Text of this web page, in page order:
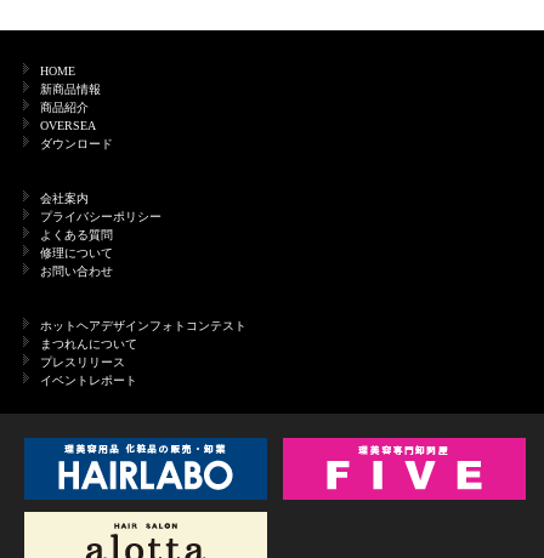
HOME
新商品情報
商品紹介
OVERSEA
ダウンロード
会社案内
プライバシーポリシー
よくある質問
修理について
お問い合わせ
ホットヘアデザインフォトコンテスト
まつれんについて
プレスリリース
イベントレポート